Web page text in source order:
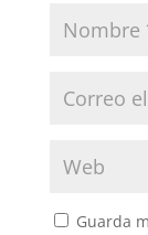
Guarda